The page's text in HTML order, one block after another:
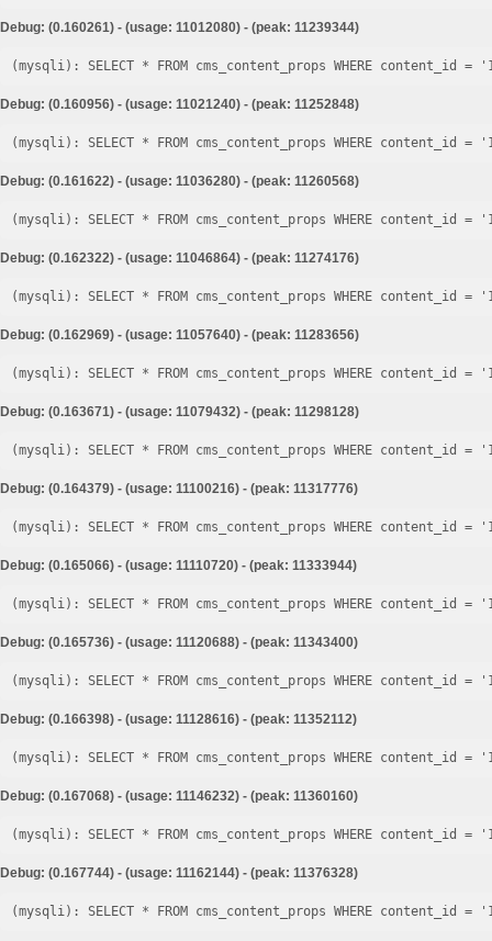
Debug: (0.160261) - (usage: 11012080) - (peak: 11239344)
Debug: (0.160956) - (usage: 11021240) - (peak: 11252848)
Debug: (0.161622) - (usage: 11036280) - (peak: 11260568)
Debug: (0.162322) - (usage: 11046864) - (peak: 11274176)
Debug: (0.162969) - (usage: 11057640) - (peak: 11283656)
Debug: (0.163671) - (usage: 11079432) - (peak: 11298128)
Debug: (0.164379) - (usage: 11100216) - (peak: 11317776)
Debug: (0.165066) - (usage: 11110720) - (peak: 11333944)
Debug: (0.165736) - (usage: 11120688) - (peak: 11343400)
Debug: (0.166398) - (usage: 11128616) - (peak: 11352112)
Debug: (0.167068) - (usage: 11146232) - (peak: 11360160)
Debug: (0.167744) - (usage: 11162144) - (peak: 11376328)